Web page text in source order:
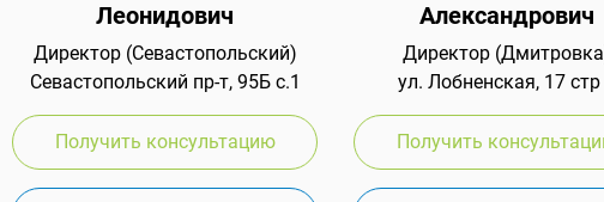
Леонидович
Директор (Севастопольский)
Севастопольский пр-т, 95Б с.1
Получить консультацию
Александрович
Директор
ул. Лобненская, 17 стр
Получить